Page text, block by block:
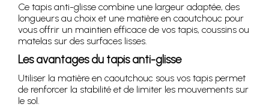
Ce tapis anti-glisse combine une largeur adaptée, des
longueurs au choix et une matière en caoutchouc pour
vous offrir un maintien efficace de vos tapis, coussins ou
matelas sur des surfaces lisses.
Les avantages du tapis anti-glisse
Utiliser la matière en caoutchouc sous vos tapis permet
de renforcer la stabilité et de limiter les mouvements sur
le sol.